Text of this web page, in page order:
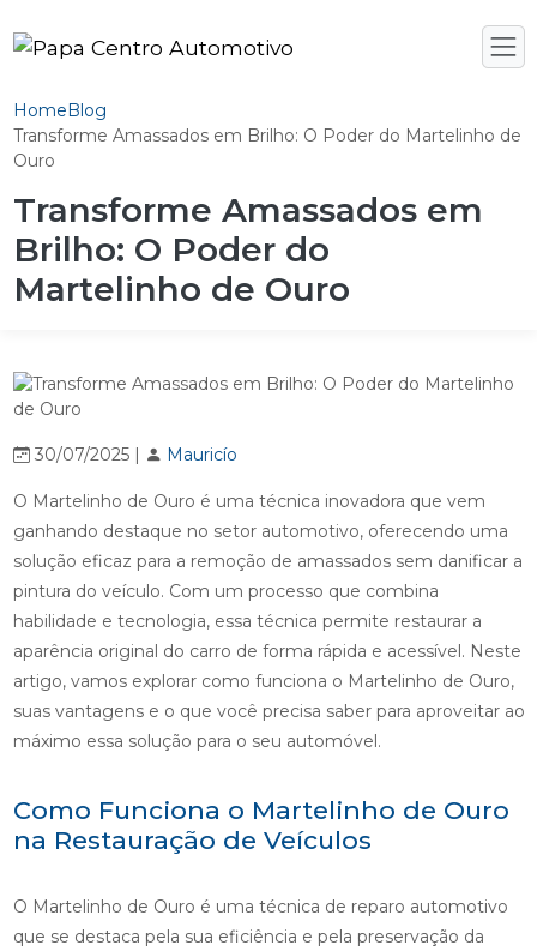
HomeBlog
Transforme Amassados em Brilho: O Poder do Martelinho de
Ouro
Transforme Amassados em
Brilho: O Poder do
Martelinho de Ouro
30/07/2025 | Mauricío
O Martelinho de Ouro é uma técnica inovadora que vem
ganhando destaque no setor automotivo, oferecendo uma
solução eficaz para a remoção de amassados sem danificar a
pintura do veículo. Com um processo que combina
habilidade e tecnologia, essa técnica permite restaurar a
aparência original do carro de forma rápida e acessível. Neste
artigo, vamos explorar como funciona o Martelinho de Ouro,
suas vantagens e o que você precisa saber para aproveitar ao
máximo essa solução para o seu automóvel.
Como Funciona o Martelinho de Ouro
na Restauração de Veículos
O Martelinho de Ouro é uma técnica de reparo automotivo
que se destaca pela sua eficiência e pela preservação da